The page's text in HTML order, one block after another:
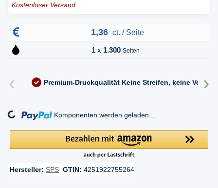
Kostenloser Versand
1,36 ct. / Seite
1 x 1.300 Seiten
‹ Premium-Druckqualität Keine Streifen, keine ›
Komponenten werden geladen ...
Hersteller: SPS GTIN: 4251922755264